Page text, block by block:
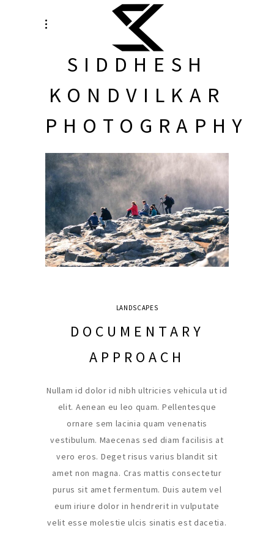
SIDDHESH
KONDVILKAR
PHOTOGRAPHY
LANDSCAPES
DOCUMENTARY
APPROACH
Nullam id dolor id nibh ultricies vehicula ut id
elit. Aenean eu leo quam. Pellentesque
ornare sem lacinia quam venenatis
vestibulum. Maecenas sed diam facilisis at
vero eros. Deget risus varius blandit sit
amet non magna. Cras mattis consectetur
purus sit amet fermentum. Duis autem vel
eum iriure dolor in hendrerit in vulputate
velit esse molestie ulcis sinatis est dacetia.